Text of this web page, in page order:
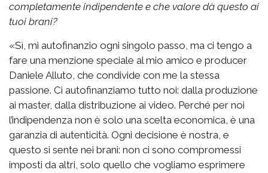
completamente indipendente e che valore dà questo ai
tuoi brani?
«Sì, mi autofinanzio ogni singolo passo, ma ci tengo a
fare una menzione speciale al mio amico e producer
Daniele Alluto, che condivide con me la stessa
passione. Ci autofinanziamo tutto noi: dalla produzione
ai master, dalla distribuzione ai video. Perché per noi
l’indipendenza non è solo una scelta economica, è una
garanzia di autenticità. Ogni decisione è nostra, e
questo si sente nei brani: non ci sono compromessi
imposti da altri, solo quello che vogliamo esprimere